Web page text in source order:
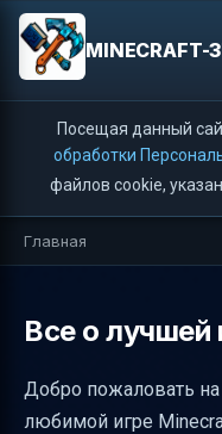
MINECRAFT-
Посещая данный
обработки
файлов cookie,
Главная
Все о лучшей
Добро пожаловать
любимой игре